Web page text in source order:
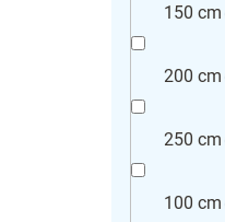
150 cm
200 cm
250 cm
100 cm